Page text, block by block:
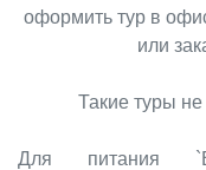
оформить тур в
или
Такие туры
Для питания